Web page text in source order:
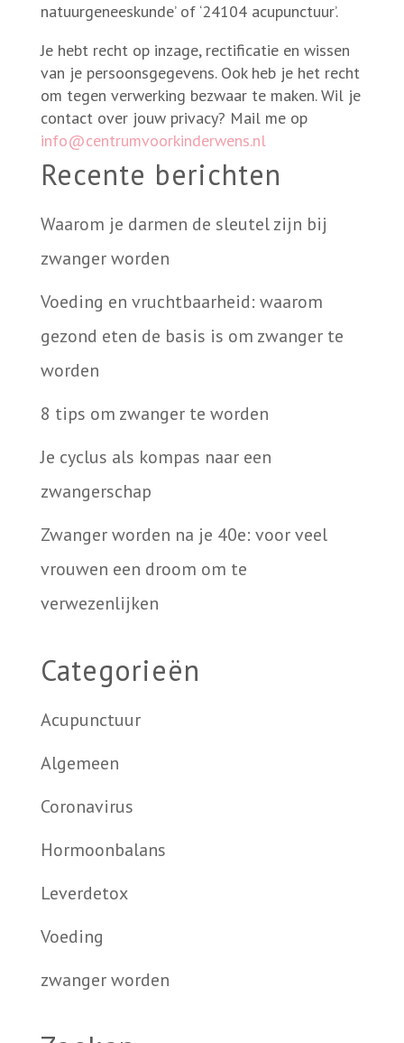
natuurgeneeskunde’ of ‘24104 acupunctuur’.
Je hebt recht op inzage, rectificatie en wissen
van je persoonsgegevens. Ook heb je het recht
om tegen verwerking bezwaar te maken. Wil je
contact over jouw privacy? Mail me op
info@centrumvoorkinderwens.nl
Recente berichten
Waarom je darmen de sleutel zijn bij
zwanger worden
Voeding en vruchtbaarheid: waarom
gezond eten de basis is om zwanger te
worden
8 tips om zwanger te worden
Je cyclus als kompas naar een
zwangerschap
Zwanger worden na je 40e: voor veel
vrouwen een droom om te
verwezenlijken
Categorieën
Acupunctuur
Algemeen
Coronavirus
Hormoonbalans
Leverdetox
Voeding
zwanger worden